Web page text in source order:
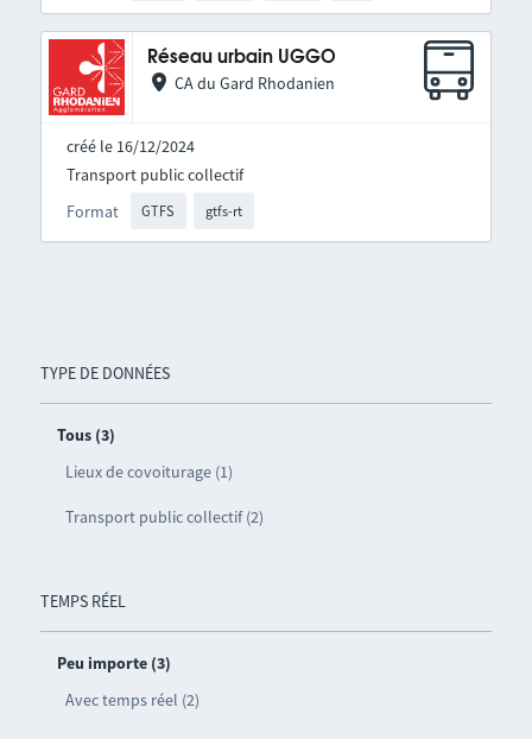
TYPE DE DONNÉES
Tous (3)
Lieux de covoiturage (1)
Transport public collectif (2)
TEMPS RÉEL
Peu importe (3)
Avec temps réel (2)
Réseau urbain UGGO
CA du Gard Rhodanien
créé le 16/12/2024
Format GTFS gtfs-rt
Transport public collectif